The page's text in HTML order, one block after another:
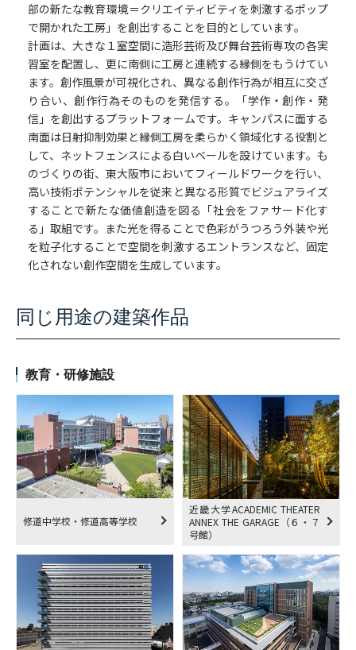
部の新たな教育環境＝クリエイティビティを刺激するポップ
で開かれた工房」を創出することを目的としています。
計画は、大きな１室空間に造形芸術及び舞台芸術専攻の各実
習室を配置し、更に南側に工房と連続する縁側をもうけてい
ます。創作風景が可視化され、異なる創作行為が相互に交ざ
り合い、創作行為そのものを発信する。「学作・創作・発
信」を創出するプラットフォームです。キャンパスに面する
南面は日射抑制効果と縁側工房を柔らかく領域化する役割と
して、ネットフェンスによる白いベールを設けています。も
のづくりの街、東大阪市においてフィールドワークを行い、
高い技術ポテンシャルを従来と異なる形質でビジュアライズ
することで新たな価値創造を図る「社会をファサード化す
る」取組です。また光を得ることで色彩がうつろう外装や光
を粒子化することで空間を刺激するエントランスなど、固定
化されない創作空間を生成しています。
同じ用途の建築作品
教育・研修施設
修道中学校・修道高等学校
近畿大学ACADEMIC THEATER
ANNEX THE GARAGE（６・７
号館）